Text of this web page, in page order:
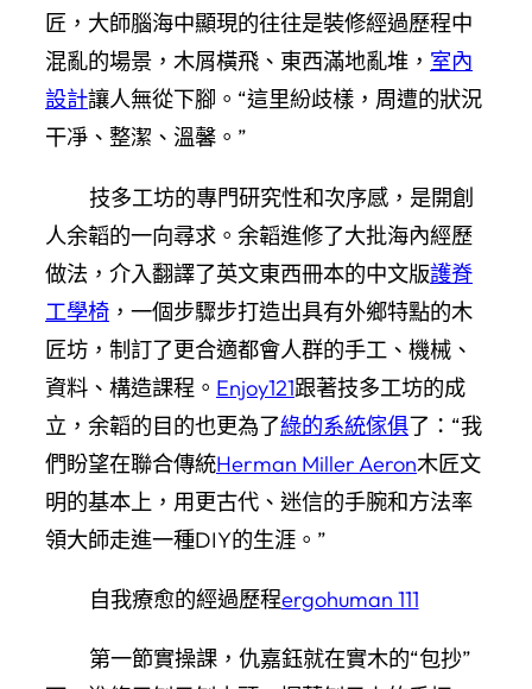
匠，大師腦海中顯現的往往是裝修經過歷程中
混亂的場景，木屑橫飛、東西滿地亂堆， 室內
設計讓人無從下腳。“這里紛歧樣，周遭的狀況
干凈、整潔、溫馨。”
技多工坊的專門研究性和次序感，是開創
人余韜的一向尋求。余韜進修了大批海內經歷
做法，介入翻譯了英文東西冊本的中文版護脊
工學椅 ，一個步驟步打造出具有外鄉特點的木
匠坊，制訂了更合適都會人群的手工、機械、
資料、構造課程。 Enjoy121跟著技多工坊的成
立，余韜的目的也更為了綠的系統傢俱了：“我
們盼望在聯合傳統Herman Miller Aeron木匠文
明的基本上，用更古代、迷信的手腕和方法率
領大師走進一種DIY的生涯。”
自我療愈的經過歷程ergohuman 111
第一節實操課，仇嘉鈺就在實木的“包抄”